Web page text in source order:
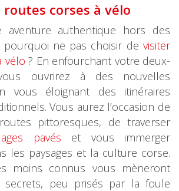
corses à vélo
aventure authentique hors des
pourquoi ne pas choisir de visiter
vélo? En enfourchant votre deux-
ouvrirez à des nouvelles
vous éloignant des itinéraires
Vous aurez l’occasion de
pittoresques, de traverser
pavés et vous immerger
les paysages et la culture corse.
moins connus vous mèneront
secrets, peu prisés par la foule